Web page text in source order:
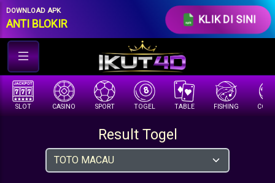
//under row-loginmenu
KLIK DI SINI
DOWNLOAD APK
ANTI BLOKIR
SLOT CASINO SPORT TOGEL TABLE FISHING
Result Togel